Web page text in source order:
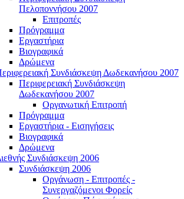
Πελοποννήσου 2007
Επιτροπές
Πρόγραμμα
Εργαστήρια
Βιογραφικά
Δρώμενα
Συνδιάσκεψη Δωδεκανήσου 2007
Περιφερειακή Συνδιάσκεψη
Δωδεκανήσου 2007
Οργανωτική Επιτροπή
Πρόγραμμα
Εργαστήρια - Εισηγήσεις
Βιογραφικά
Δρώμενα
Συνδιάσκεψη 2006
Συνδιάσκεψη 2006
Οργάνωση - Επιτροπές -
Συνεργαζόμενοι Φορείς